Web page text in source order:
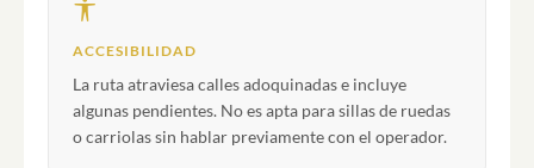
ACCESIBILIDAD
La ruta atraviesa calles adoquinadas e incluye
algunas pendientes. No es apta para sillas de ruedas
o carriolas sin hablar previamente con el operador.